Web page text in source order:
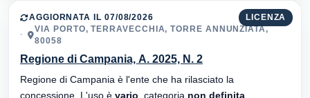
LICENZA
AGGIORNATA IL 07/08/2026
VIA PORTO, TERRAVECCHIA, TORRE ANNUNZIATA,
80058
Regione di Campania, A. 2025, N. 2
Regione di Campania è l'ente che ha rilasciato la
concessione. L'uso è vario , categoria non definita